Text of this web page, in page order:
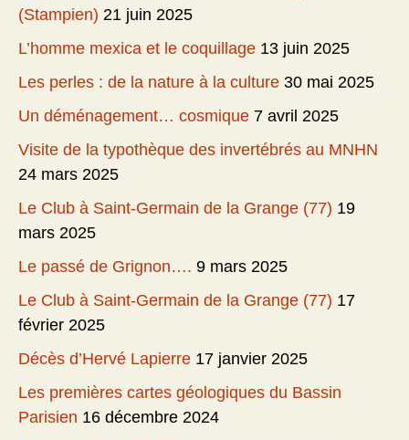
(Stampien) 21 juin 2025
L’homme mexica et le coquillage 13 juin 2025
Les perles : de la nature à la culture 30 mai 2025
Un déménagement… cosmique 7 avril 2025
Visite de la typothèque des invertébrés au MNHN
24 mars 2025
Le Club à Saint-Germain de la Grange (77) 19
mars 2025
Le passé de Grignon…. 9 mars 2025
Le Club à Saint-Germain de la Grange (77) 17
février 2025
Décès d’Hervé Lapierre 17 janvier 2025
Les premières cartes géologiques du Bassin
Parisien 16 décembre 2024